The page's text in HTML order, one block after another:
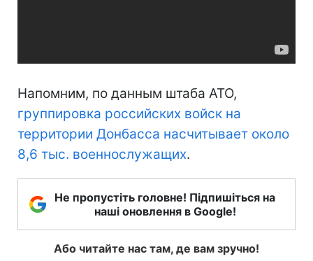
Напомним, по данным штаба АТО,
группировка российских войск на
территории Донбасса насчитывает около
8,6 тыс. военнослужащих.
Не пропустіть головне! Підпишіться на
наші оновлення в Google!
Або читайте нас там, де вам зручно!